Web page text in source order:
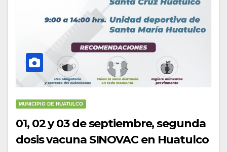
MUNICIPIO DE HUATULCO
01, 02 y 03 de septiembre, segunda
dosis vacuna SINOVAC en Huatulco